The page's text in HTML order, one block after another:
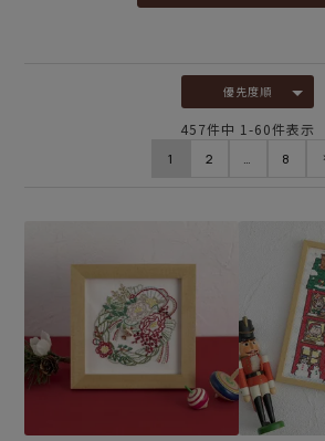
優先度順
457件中 1 -60件表示
1 2 8